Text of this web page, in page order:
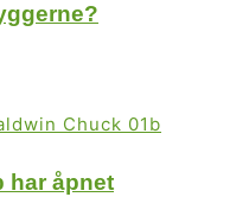
har åpnet